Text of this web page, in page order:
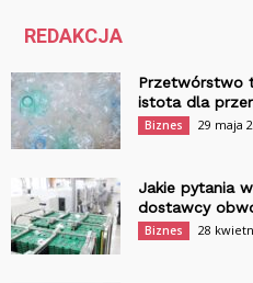
REDAKCJA
Przetwórstwo
istota dla
Biznes 29 maja
Jakie pytania
dostawcy
Biznes 28